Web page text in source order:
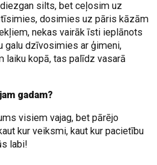
silts, bet ceļosim uz
dosimies uz pāris kāzām
nekas vairāk īsti ieplānots
galu dzīvosimies ar ģimeni,
laiku kopā, tas palīdz vasarā
gadam?
visiem vajag, bet pārējo
kur veiksmi, kaut kur pacietību
labi!